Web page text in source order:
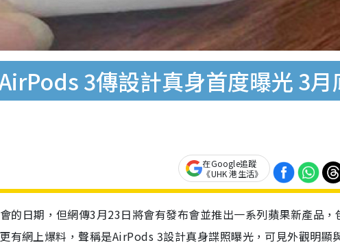
3傳設計真身首度曝光 3
在Google追蹤
《UHK 港生活》
的日期，但網傳3月23日將會有發布會並推出一系列蘋果新產品，
有網上爆料，聲稱是AirPods 3設計真身諜照曝光，可見外觀明顯